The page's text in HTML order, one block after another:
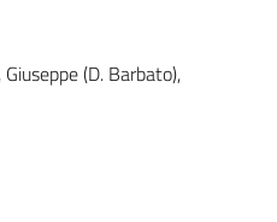
Giuseppe (D. Barbato),